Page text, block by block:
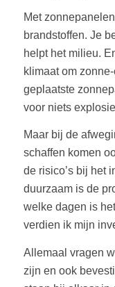
Met
brandstoffen. Je
helpt het milieu.
klimaat om
geplaatste
voor niets
Maar bij de
schaffen komen
de risico’s bij het
duurzaam is de
welke dagen is
verdien ik mijn
Allemaal vragen
zijn en ook